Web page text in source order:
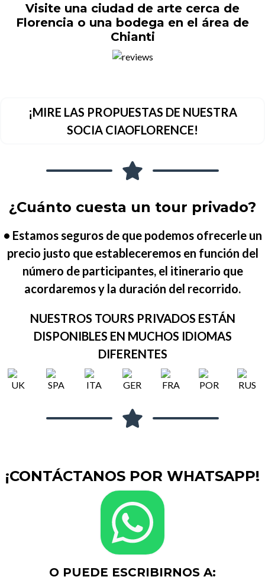
Visite una ciudad de arte cerca de
Florencia o una bodega en el área de
Chianti
¡MIRE LAS PROPUESTAS DE NUESTRA
SOCIA CIAOFLORENCE!
¿Cuánto cuesta un tour privado?
• Estamos seguros de que podemos ofrecerle un
precio justo que estableceremos en función del
número de participantes, el itinerario que
acordaremos y la duración del recorrido.
NUESTROS TOURS PRIVADOS ESTÁN
DISPONIBLES EN MUCHOS IDIOMAS
DIFERENTES
¡CONTÁCTANOS POR WHATSAPP!
O PUEDE ESCRIBIRNOS A: